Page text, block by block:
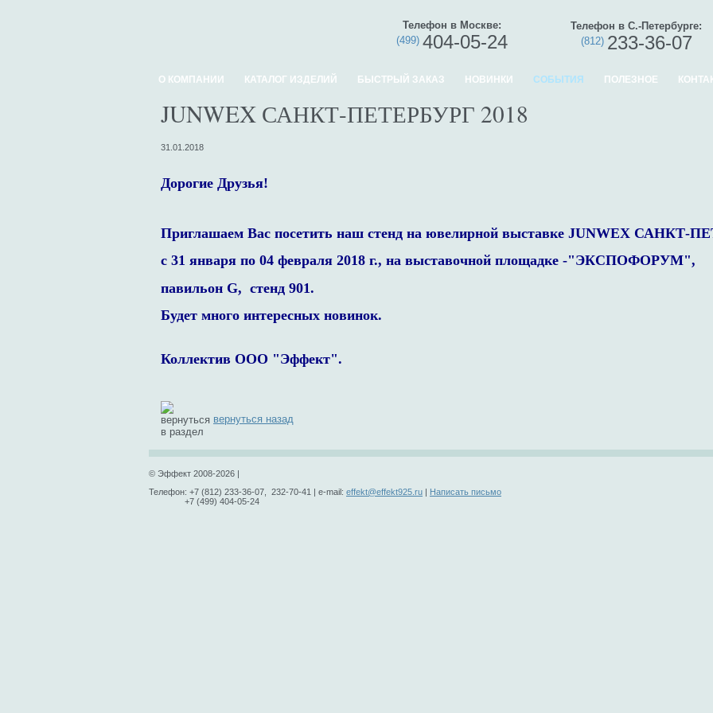
Телефон в Москве:
(499) 404-05-24
Телефон в С.-Петербурге:
(812) 233-36-07
О КОМПАНИИ КАТАЛОГ ИЗДЕЛИЙ БЫСТРЫЙ ЗАКАЗ НОВИНКИ СОБЫТИЯ ПОЛЕЗНОЕ
JUNWEX САНКТ-ПЕТЕРБУРГ 2018
31.01.2018
Дорогие Друзья!
Приглашаем Вас посетить наш стенд на ювелирной выставке JUNWEX САНКТ-
с 31 января по 04 февраля 2018 г., на выставочной площадке -"ЭКСПОФОРУМ",
павильон G, стенд 901.
Будет много интересных новинок.
Коллектив ООО "Эффект".
вернуться назад
© Эффект 2008-2026 |
Телефон: +7 (812) 233-36-07, 232-70-41 | e-mail: effekt@effekt925.ru | Написать письмо
+7 (499) 404-05-24